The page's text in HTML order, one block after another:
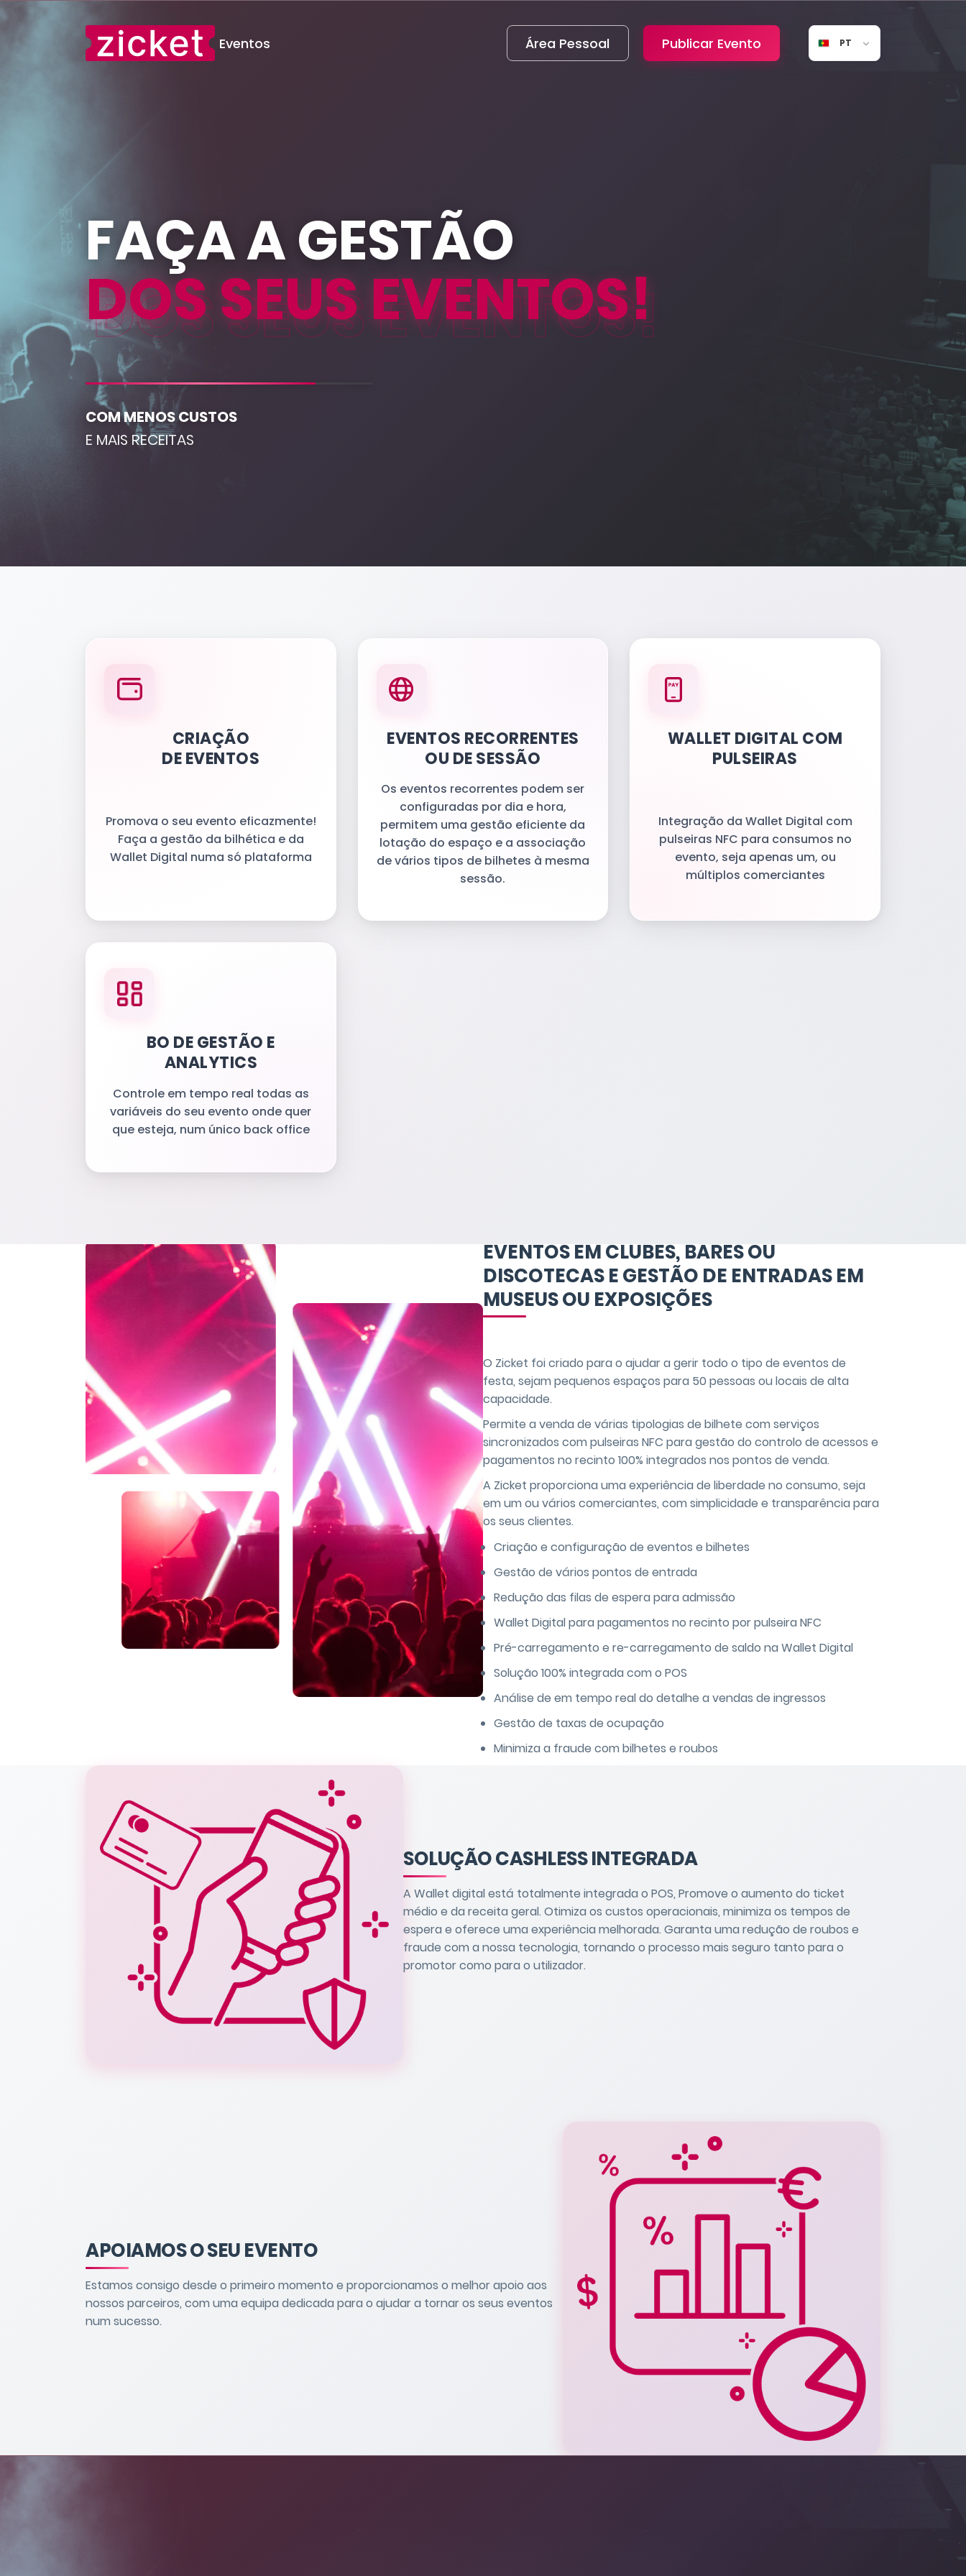
Eventos Área Pessoal Publicar Evento PT
FAÇA A GESTÃO
DOS SEUS EVENTOS!
DOS SEUS EVENTOS!
COM MENOS CUSTOS
E MAIS RECEITAS
CRIAÇÃO
DE EVENTOS
Promova o seu evento eficazmente!
Faça a gestão da bilhética e da
Wallet Digital numa só plataforma
EVENTOS RECORRENTES
OU DE SESSÃO
Os eventos recorrentes podem ser
configuradas por dia e hora,
permitem uma gestão eficiente da
lotação do espaço e a associação
de vários tipos de bilhetes à mesma
sessão.
WALLET DIGITAL COM
PULSEIRAS
Integração da Wallet Digital com
pulseiras NFC para consumos no
evento, seja apenas um, ou
múltiplos comerciantes
BO DE GESTÃO E
ANALYTICS
Controle em tempo real todas as
variáveis do seu evento onde quer
que esteja, num único back office
EVENTOS EM CLUBES, BARES OU
DISCOTECAS E GESTÃO DE ENTRADAS EM
MUSEUS OU EXPOSIÇÕES
O Zicket foi criado para o ajudar a gerir todo o tipo de eventos de
festa, sejam pequenos espaços para 50 pessoas ou locais de alta
capacidade.
Permite a venda de várias tipologias de bilhete com serviços
sincronizados com pulseiras NFC para gestão do controlo de acessos e
pagamentos no recinto 100% integrados nos pontos de venda.
A Zicket proporciona uma experiência de liberdade no consumo, seja
em um ou vários comerciantes, com simplicidade e transparência para
os seus clientes.
Criação e configuração de eventos e bilhetes
Gestão de vários pontos de entrada
Redução das filas de espera para admissão
Wallet Digital para pagamentos no recinto por pulseira NFC
Pré-carregamento e re-carregamento de saldo na Wallet Digital
Solução 100% integrada com o POS
Análise de em tempo real do detalhe a vendas de ingressos
Gestão de taxas de ocupação
Minimiza a fraude com bilhetes e roubos
SOLUÇÃO CASHLESS INTEGRADA
A Wallet digital está totalmente integrada o POS, Promove o aumento do ticket
médio e da receita geral. Otimiza os custos operacionais, minimiza os tempos de
espera e oferece uma experiência melhorada. Garanta uma redução de roubos e
fraude com a nossa tecnologia, tornando o processo mais seguro tanto para o
promotor como para o utilizador.
APOIAMOS O SEU EVENTO
Estamos consigo desde o primeiro momento e proporcionamos o melhor apoio aos
nossos parceiros, com uma equipa dedicada para o ajudar a tornar os seus eventos
num sucesso.